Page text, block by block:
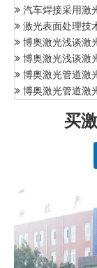
汽车焊接采用激
激光表面处理技
博奥激光浅谈激
博奥激光浅谈激
博奥激光管道激
博奥激光管道激
买